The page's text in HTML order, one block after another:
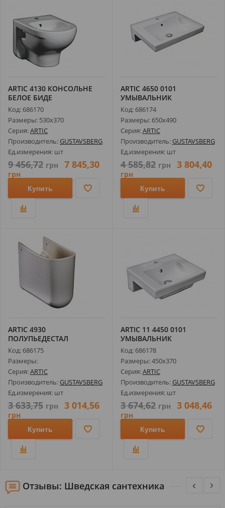
ARTIC 4130 КОНСОЛЬНЕ
БЕЛОЕ БИДЕ
Код: 686170
Размеры: 530х370
Серия:ARTIC
Производитель: GUSTAVSBERG
Ед.измерения: шт
9 456,72 грн 7 845,30
грн
Купить
ARTIC 4650 0101
УМЫВАЛЬНИК
Код: 686174
Размеры: 650х490
Серия:ARTIC
Производитель: GUSTAVSBERG
Ед.измерения: шт
4 585,82 грн 3 804,40
грн
Купить
ARTIC 4930
ПОЛУПЬЕДЕСТАЛ
Код: 686175
Размеры:
Серия:ARTIC
Производитель: GUSTAVSBERG
Ед.измерения: шт
3 633,75 грн 3 014,56
грн
Купить
ARTIС 11 4450 0101
УМЫВАЛЬНИК
Код: 686178
Размеры: 450х370
Серия:ARTIC
Производитель: GUSTAVSBERG
Ед.измерения: шт
3 674,62 грн 3 048,46
грн
Купить
Отзывы: Шведская сантехника